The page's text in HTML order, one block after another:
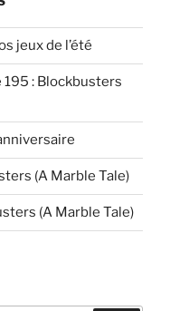
jeux de l’été
195 : Blockbusters
(A Marble Tale)
(A Marble Tale)